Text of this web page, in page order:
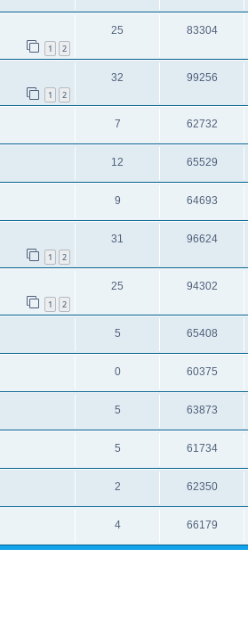
1 2
25 83304
1 2
32 99256
7 62732
12 65529
9 64693
1 2
31 96624
1 2
25 94302
5 65408
0 60375
5 63873
5 61734
2 62350
4 66179